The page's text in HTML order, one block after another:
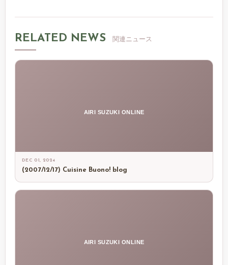
RELATED NEWS 関連ニュース
AIRI SUZUKI ONLINE
DEC 01, 2024
(2007/12/17) Cuisine Buono! blog
AIRI SUZUKI ONLINE